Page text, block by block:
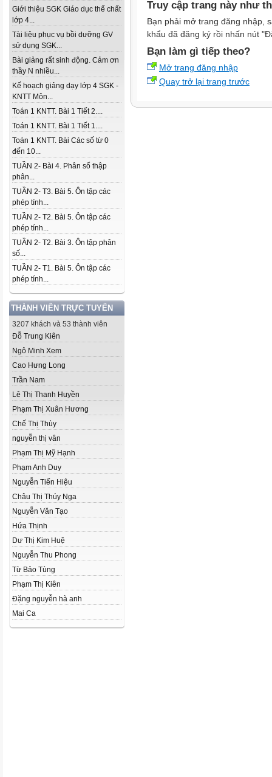
Giới thiệu SGK Giáo dục thể chất
lớp 4...
Tài liệu phục vụ bồi dưỡng GV
sử dụng SGK...
Bài giảng rất sinh động. Cảm ơn
thầy N nhiều...
Kế hoạch giảng dạy lớp 4 SGK -
KNTT Môn...
Toán 1 KNTT. Bài 1 Tiết 2....
Toán 1 KNTT. Bài 1 Tiết 1....
Toán 1 KNTT. Bài Các số từ 0
đến 10...
TUẦN 2- Bài 4. Phân số thập
phân...
TUẦN 2- T3. Bài 5. Ôn tập các
phép tính...
TUẦN 2- T2. Bài 5. Ôn tập các
phép tính...
TUẦN 2- T2. Bài 3. Ôn tập phân
số...
TUẦN 2- T1. Bài 5. Ôn tập các
phép tính...
THÀNH VIÊN TRỰC TUYẾN
3207 khách và 53 thành viên
Đỗ Trung Kiên
Ngô Minh Xem
Cao Hưng Long
Trần Nam
Lê Thị Thanh Huyền
Phạm Thị Xuân Hương
Chế Thị Thùy
nguyễn thị vân
Phạm Thị Mỹ Hạnh
Phạm Anh Duy
Nguyễn Tiến Hiệu
Châu Thị Thúy Nga
Nguyễn Văn Tạo
Hứa Thịnh
Dư Thị Kim Huệ
Nguyễn Thu Phong
Từ Bảo Tùng
Phạm Thị Kiên
Đặng nguyễn hà anh
Mai Ca
Truy cập trang này như
Bạn phải mở trang đăng nhập,
khẩu đã đăng ký rồi nhấn nút
Bạn làm gì tiếp theo?
Mở trang đăng nhập
Quay trở lại trang trước